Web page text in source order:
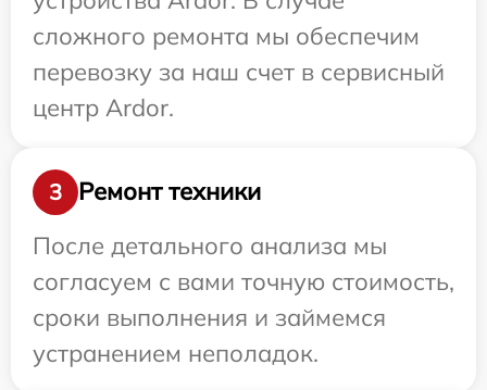
сложного ремонта мы обеспечим
перевозку за наш счет в сервисный
центр Ardor.
3
Ремонт техники
После детального анализа мы
согласуем с вами точную стоимость,
сроки выполнения и займемся
устранением неполадок.